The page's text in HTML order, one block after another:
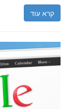
קרא עוד